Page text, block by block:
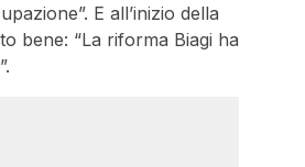
E all’inizio della
bene: “La riforma Biagi ha